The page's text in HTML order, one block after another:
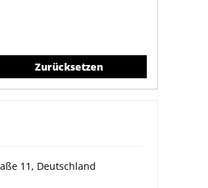
Zurücksetzen
11, Deutschland